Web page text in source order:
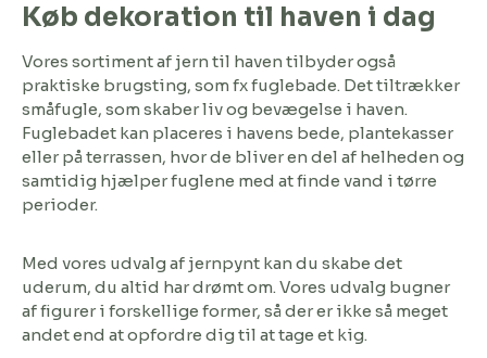
Køb dekoration til haven i dag
Vores sortiment af jern til haven tilbyder også
praktiske brugsting, som fx fuglebade. Det tiltrækker
småfugle, som skaber liv og bevægelse i haven.
Fuglebadet kan placeres i havens bede, plantekasser
eller på terrassen, hvor de bliver en del af helheden og
samtidig hjælper fuglene med at finde vand i tørre
perioder.
Med vores udvalg af jernpynt kan du skabe det
uderum, du altid har drømt om. Vores udvalg bugner
af figurer i forskellige former, så der er ikke så meget
andet end at opfordre dig til at tage et kig.